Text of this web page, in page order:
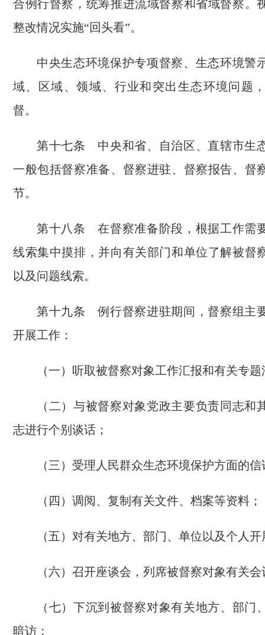
合例行督察，统筹推进流域督察和省域督察。
整改情况实施“回头看”。
中央生态环境保护专项督察、生态环境警
域、区域、领域、行业和突出生态环境问题
督。
第十七条 中央和省、自治区、直辖市生
一般包括督察准备、督察进驻、督察报告、督
节。
第十八条 在督察准备阶段，根据工作需
线索集中摸排，并向有关部门和单位了解被督
以及问题线索。
第十九条 例行督察进驻期间，督察组主
开展工作：
（一）听取被督察对象工作汇报和有关专
（二）与被督察对象党政主要负责同志和
志进行个别谈话；
（三）受理人民群众生态环境保护方面的
（四）调阅、复制有关文件、档案等资料；
（五）对有关地方、部门、单位以及个人
（六）召开座谈会，列席被督察对象有关会
（七）下沉到被督察对象有关地方、部门
暗访；